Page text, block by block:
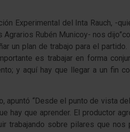
Experimental del Inta Rauch, -
Rubén Municoy- nos
un plan de trabajo para el
es trabajar en forma
y aquí hay que llegar a un fin
“Desde el punto de vista
hay que aprender. El productor
sobre pilares que nos